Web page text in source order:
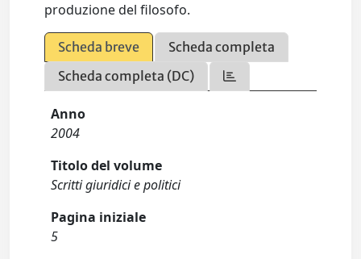
produzione del filosofo.
Scheda breve
Scheda completa
Scheda completa (DC)
Anno
2004
Titolo del volume
Scritti giuridici e politici
Pagina iniziale
5